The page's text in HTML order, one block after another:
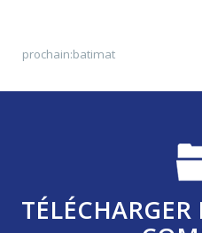
prochain:batimat